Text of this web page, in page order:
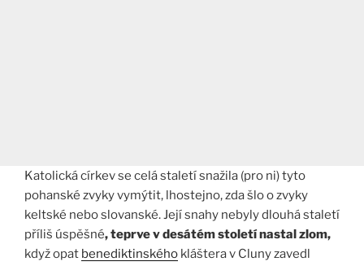
Katolická církev se celá staletí snažila (pro ni) tyto
pohanské zvyky vymýtit, lhostejno, zda šlo o zvyky
keltské nebo slovanské. Její snahy nebyly dlouhá staletí
příliš úspěšné, teprve v desátém století nastal zlom,
když opat benediktinského kláštera v Cluny zavedl